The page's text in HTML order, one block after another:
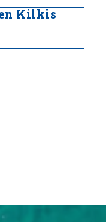
en Kilkis